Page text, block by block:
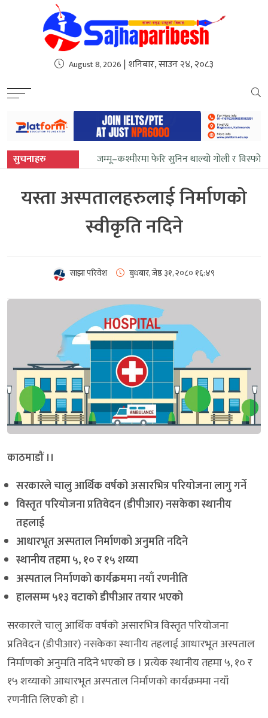
sweet bonanza
August 8, 2026 | शनिबार, साउन २४, २०८३
सुचनाहरु जम्मू–कश्मीरमा फेरि सुनिन थाल्यो गोली र
यस्ता अस्पतालहरुलाई निर्माणको
स्वीकृति नदिने
साझा परिवेश बुधबार, जेष्ठ ३१, २०८० १६:४९
काठमाडौं ।।
सरकारले चालु आर्थिक वर्षको असारभित्र परियोजना लागु गर्ने
विस्तृत परियोजना प्रतिवेदन (डीपीआर) नसकेका स्थानीय
तहलाई
आधारभूत अस्पताल निर्माणको अनुमति नदिने
स्थानीय तहमा ५, १० र १५ शय्या
अस्पताल निर्माणको कार्यक्रममा नयाँ रणनीति
हालसम्म ५१३ वटाको डीपीआर तयार भएको
सरकारले चालु आर्थिक वर्षको असारभित्र विस्तृत परियोजना
प्रतिवेदन (डीपीआर) नसकेका स्थानीय तहलाई आधारभूत अस्पताल
निर्माणको अनुमति नदिने भएको छ । प्रत्येक स्थानीय तहमा ५, १० र
१५ शय्याको आधारभूत अस्पताल निर्माणको कार्यक्रममा नयाँ
रणनीति लिएको हो ।